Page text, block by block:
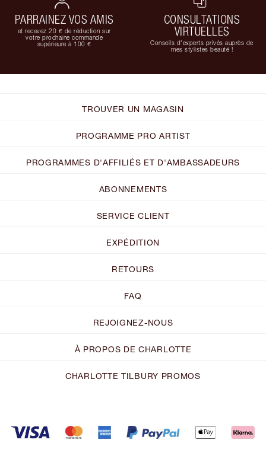
PARRAINEZ VOS AMIS
et recevez 20 € de réduction sur
votre prochaine commande
supérieure à 100 €
CONSULTATIONS
VIRTUELLES
Conseils d'experts privés auprès de
mes stylistes beauté !
TROUVER UN MAGASIN
PROGRAMME PRO ARTIST
PROGRAMMES D'AFFILIÉS ET D'AMBASSADEURS
ABONNEMENTS
SERVICE CLIENT
EXPÉDITION
RETOURS
FAQ
REJOIGNEZ-NOUS
À PROPOS DE CHARLOTTE
CHARLOTTE TILBURY PROMOS